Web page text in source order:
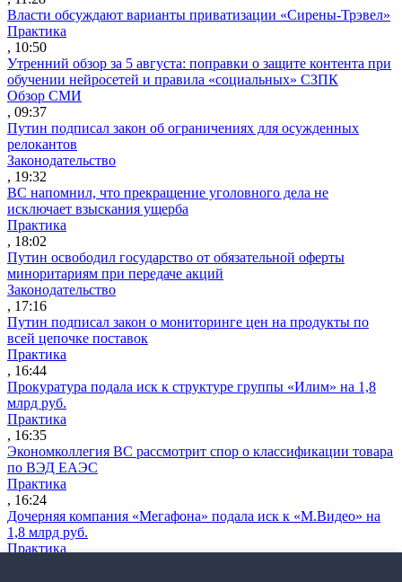
Власти обсуждают варианты приватизации «Сирены-Трэвел»
Практика
, 10:50
Утренний обзор за 5 августа: поправки о защите контента при
обучении нейросетей и правила «социальных» СЗПК
Обзор СМИ
, 09:37
Путин подписал закон об ограничениях для осужденных
релокантов
Законодательство
, 19:32
ВС напомнил, что прекращение уголовного дела не
исключает взыскания ущерба
Практика
, 18:02
Путин освободил государство от обязательной оферты
миноритариям при передаче акций
Законодательство
, 17:16
Путин подписал закон о мониторинге цен на продукты по
всей цепочке поставок
Практика
, 16:44
Прокуратура подала иск к структуре группы «Илим» на 1,8
млрд руб.
Практика
, 16:35
Экономколлегия ВС рассмотрит спор о классификации товара
по ВЭД ЕАЭС
Практика
, 16:24
Дочерняя компания «Мегафона» подала иск к «М.Видео» на
1,8 млрд руб.
Практика